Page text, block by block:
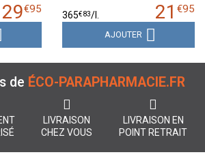
29€95 21 €95
365€83/
AJOUTER
de ÉCO-PARAPHARMACIE.FR
LIVRAISON
CHEZ VOUS
LIVRAISON EN
POINT RETRAIT